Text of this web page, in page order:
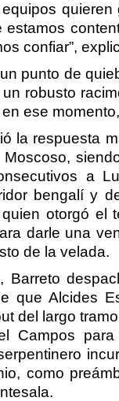
estamos
confiar”,
punto de
robusto
ese
la respuesta
a
bengalí y
otorgó el
darle una
de la velada.
Barreto
que Alcides
del largo
Campos
como